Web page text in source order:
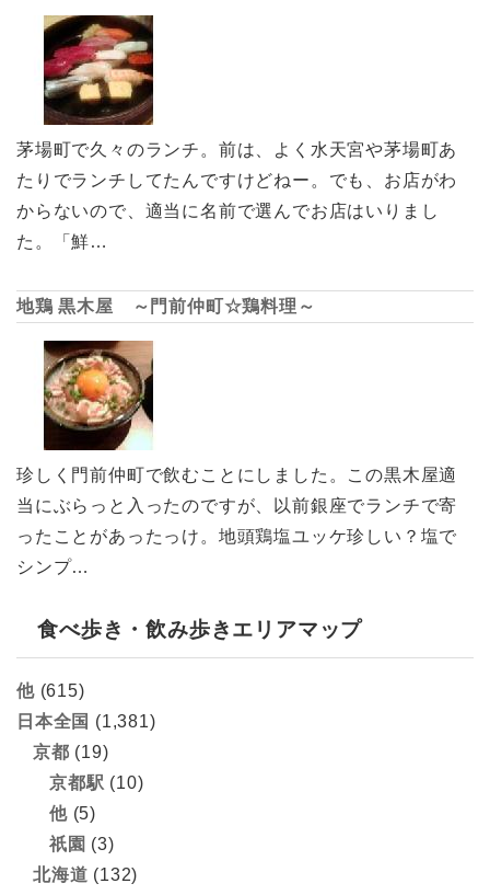
茅場町で久々のランチ。前は、よく水天宮や茅場町あ
たりでランチしてたんですけどねー。でも、お店がわ
からないので、適当に名前で選んでお店はいりまし
た。「鮮…
地鶏 黒木屋 ～門前仲町☆鶏料理～
珍しく門前仲町で飲むことにしました。この黒木屋適
当にぶらっと入ったのですが、以前銀座でランチで寄
ったことがあったっけ。地頭鶏塩ユッケ珍しい？塩で
シンプ…
食べ歩き・飲み歩きエリアマップ
他(615)
日本全国 (1,381)
京都 (19)
京都駅 (10)
他(5)
祇園 (3)
北海道 (132)